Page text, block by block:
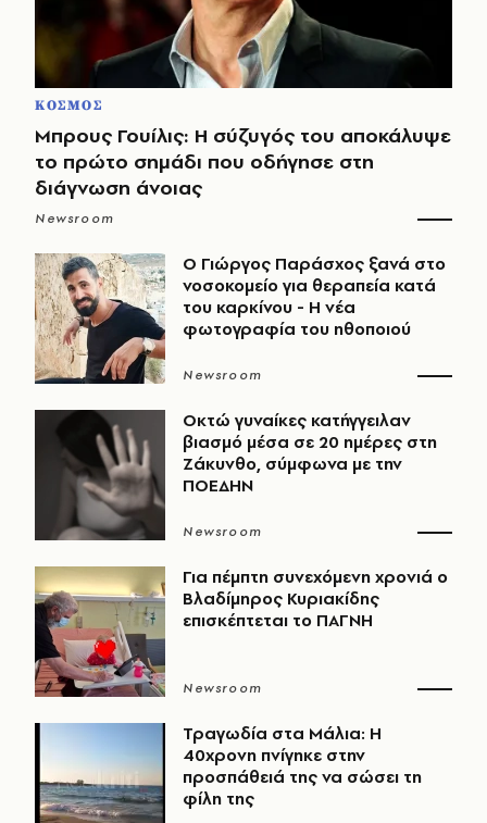
ΚΟΣΜΟΣ
Μπρους Γουίλις: Η σύζυγός του αποκάλυψε
το πρώτο σημάδι που οδήγησε στη
διάγνωση άνοιας
Newsroom
O Γιώργος Παράσχος ξανά στο
νοσοκομείο για θεραπεία κατά
του καρκίνου - Η νέα
φωτογραφία του ηθοποιού
Newsroom
Οκτώ γυναίκες κατήγγειλαν
βιασμό μέσα σε 20 ημέρες στη
Ζάκυνθο, σύμφωνα με την
ΠΟΕΔΗΝ
Newsroom
Για πέμπτη συνεχόμενη χρονιά ο
Βλαδίμηρος Κυριακίδης
επισκέπτεται το ΠΑΓΝΗ
Newsroom
Τραγωδία στα Μάλια: Η
40χρονη πνίγηκε στην
προσπάθειά της να σώσει τη
φίλη της